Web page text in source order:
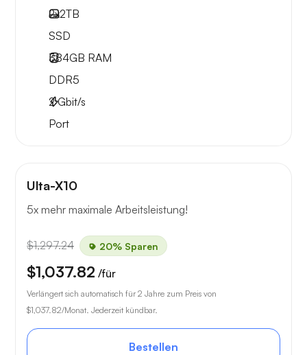
2x2TB
SSD
384GB RAM
DDR5
2Gbit/s
Port
Ulta-X10
5x mehr maximale Arbeitsleistung!
$1,297.24 20% Sparen
$1,037.82 /für
Verlängert sich automatisch für 2 Jahre zum Preis von
$1,037.82/Monat. Jederzeit kündbar.
Bestellen